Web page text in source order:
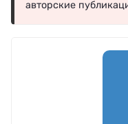
авторские